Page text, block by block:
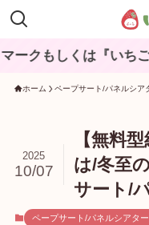
は『いちごドリル』
ホーム ペープサート/パネルシア
【無料
は/冬至
サート/
2025
10/07
ペープサート/パネルシアタ